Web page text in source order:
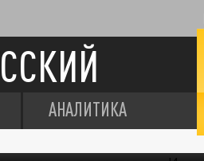
АНАЛИТИКА